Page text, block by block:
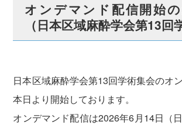
オンデマンド配信開始
（日本区域麻酔学会第13回
日本区域麻酔学会第13回学術集会のオ
本日より開始しております。
オンデマンド配信は2026年6月14日（